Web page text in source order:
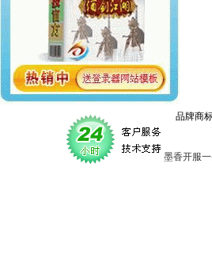
品牌商标
版权所
墨香开服